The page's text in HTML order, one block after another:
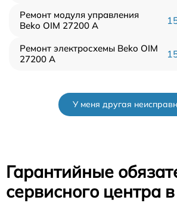
Ремонт модуля управления
Beko OIM 27200 A
Ремонт электросхемы Beko OIM
27200 A
У меня другая
Гарантийные
сервисного центра